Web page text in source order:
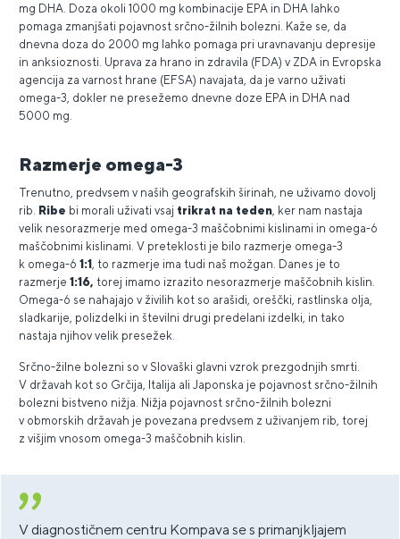
mg DHA. Doza okoli 1000 mg kombinacije EPA in DHA lahko
pomaga zmanjšati pojavnost srčno-žilnih bolezni. Kaže se, da
dnevna doza do 2000 mg lahko pomaga pri uravnavanju depresije
in anksioznosti. Uprava za hrano in zdravila (FDA) v ZDA in Evropska
agencija za varnost hrane (EFSA) navajata, da je varno uživati
omega-3, dokler ne presežemo dnevne doze EPA in DHA nad
5000 mg.
Razmerje omega-3
Trenutno, predvsem v naših geografskih širinah, ne uživamo dovolj
rib.
Ribe bi morali uživati vsaj trikrat na teden , ker nam nastaja
velik nesorazmerje med omega-3 maščobnimi kislinami in omega-6
maščobnimi kislinami. V preteklosti je bilo razmerje omega-3
k omega-6 1:1 , to razmerje ima tudi naš možgan. Danes je to
razmerje 1:16, torej imamo izrazito nesorazmerje maščobnih kislin.
Omega-6 se nahajajo v živilih kot so arašidi, oreščki, rastlinska olja,
sladkarije, polizdelki in številni drugi predelani izdelki, in tako
nastaja njihov velik presežek.
Srčno-žilne bolezni so v Slovaški glavni vzrok prezgodnjih smrti.
V državah kot so Grčija, Italija ali Japonska je pojavnost srčno-žilnih
bolezni bistveno nižja. Nižja pojavnost srčno-žilnih bolezni
v obmorskih državah je povezana predvsem z uživanjem rib, torej
z višjim vnosom omega-3 maščobnih kislin.
V diagnostičnem centru Kompava se s primanjkljajem